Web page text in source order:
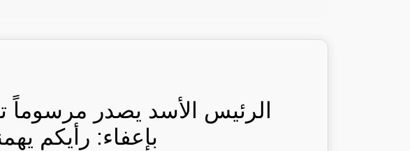
الرئيس الأسد يصدر مرسوماً
بإعفاء: رأيكم